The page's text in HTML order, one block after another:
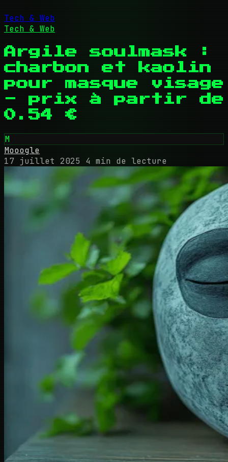
Tech & Web
Tech & Web
Argile soulmask :
charbon et kaolin
pour masque visage
- prix à partir de
0.54 €
M
Mooogle
17 juillet 2025
4 min de lecture